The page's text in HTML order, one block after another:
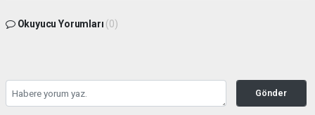
Okuyucu Yorumları (0)
Gönder